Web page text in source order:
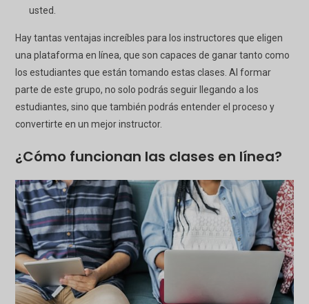
usted.
Hay tantas ventajas increíbles para los instructores que eligen
una plataforma en línea, que son capaces de ganar tanto como
los estudiantes que están tomando estas clases. Al formar
parte de este grupo, no solo podrás seguir llegando a los
estudiantes, sino que también podrás entender el proceso y
convertirte en un mejor instructor.
¿Cómo funcionan las clases en línea?